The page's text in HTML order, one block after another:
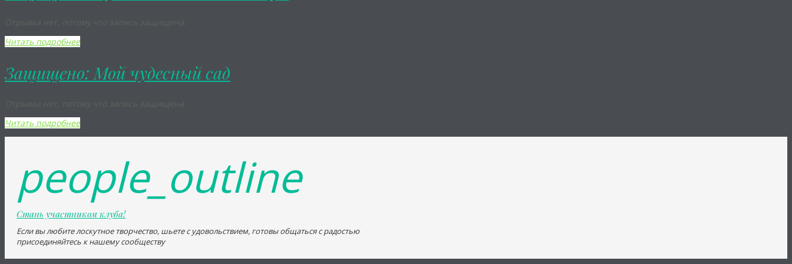
Отрывка нет, потому что запись защищена.
Читать подробнее
Защищено: Мой чудесный сад
Отрывка нет, потому что запись защищена.
Читать подробнее
people_outline
Стань участником клуба!
Если вы любите лоскутное творчество, шьете с удовольствием, готовы общаться с радостью
присоединяйтесь к нашему сообществу